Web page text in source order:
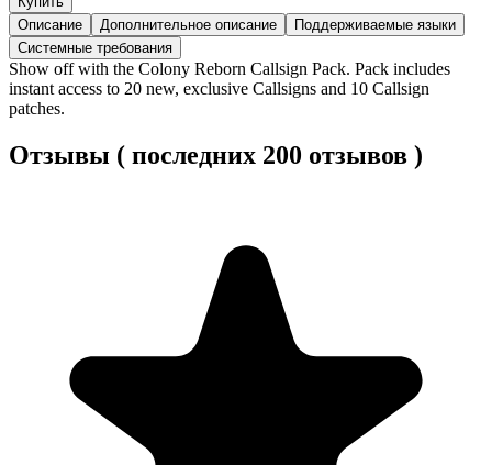
Описание
Дополнительное описание
Поддерживаемые языки
Системные требования
Show off with the Colony Reborn Callsign Pack. Pack includes
instant access to 20 new, exclusive Callsigns and 10 Callsign
patches.
Отзывы ( последних 200 отзывов )